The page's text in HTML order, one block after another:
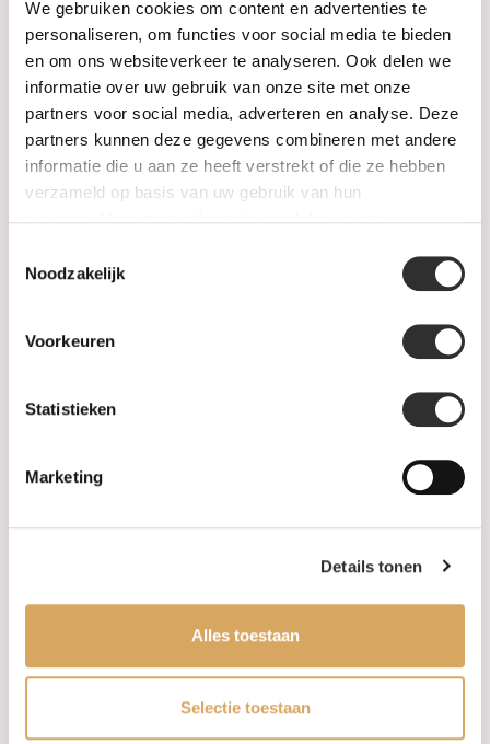
We gebruiken cookies om content en advertenties te
personaliseren, om functies voor social media te bieden
en om ons websiteverkeer te analyseren. Ook delen we
informatie over uw gebruik van onze site met onze
partners voor social media, adverteren en analyse. Deze
partners kunnen deze gegevens combineren met andere
informatie die u aan ze heeft verstrekt of die ze hebben
verzameld op basis van uw gebruik van hun
Noodzakelijk
Voorkeuren
Statistieken
Marketing
Details tonen
Alles toestaan
Selectie toestaan
Horloges
Juwelen
Trouwringen
PRE-OWNED
Informatie
Leveringsvoorwaarden